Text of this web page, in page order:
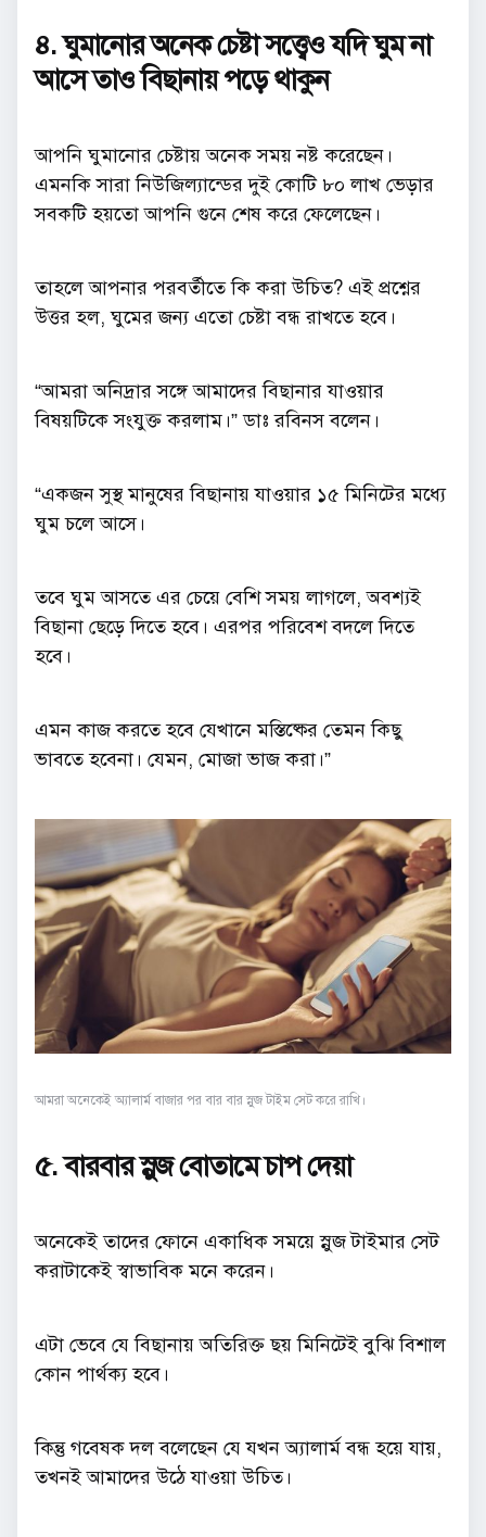
৪. ঘুমানোর অনেক চেষ্টা সত্ত্বেও যদি ঘুম না
আসে তাও বিছানায় পড়ে থাকুন
আপনি ঘুমানোর চেষ্টায় অনেক সময় নষ্ট করেছেন।
এমনকি সারা নিউজিল্যান্ডের দুই কোটি ৮০ লাখ ভেড়ার
সবকটি হয়তো আপনি গুনে শেষ করে ফেলেছেন।
তাহলে আপনার পরবর্তীতে কি করা উচিত? এই প্রশ্নের
উত্তর হল, ঘুমের জন্য এতো চেষ্টা বন্ধ রাখতে হবে।
“আমরা অনিদ্রার সঙ্গে আমাদের বিছানার যাওয়ার
বিষয়টিকে সংযুক্ত করলাম।” ডাঃ রবিনস বলেন।
“একজন সুস্থ মানুষের বিছানায় যাওয়ার ১৫ মিনিটের মধ্যে
ঘুম চলে আসে।
তবে ঘুম আসতে এর চেয়ে বেশি সময় লাগলে, অবশ্যই
বিছানা ছেড়ে দিতে হবে। এরপর পরিবেশ বদলে দিতে
হবে।
এমন কাজ করতে হবে যেখানে মস্তিষ্কের তেমন কিছু
ভাবতে হবেনা। যেমন, মোজা ভাজ করা।”
আমরা অনেকেই অ্যালার্ম বাজার পর বার বার স্নুজ টাইম সেট করে রাখি।
৫. বারবার স্নুজ বোতামে চাপ দেয়া
অনেকেই তাদের ফোনে একাধিক সময়ে স্নুজ টাইমার সেট
করাটাকেই স্বাভাবিক মনে করেন।
এটা ভেবে যে বিছানায় অতিরিক্ত ছয় মিনিটেই বুঝি বিশাল
কোন পার্থক্য হবে।
কিন্তু গবেষক দল বলেছেন যে যখন অ্যালার্ম বন্ধ হয়ে যায়,
তখনই আমাদের উঠে যাওয়া উচিত।